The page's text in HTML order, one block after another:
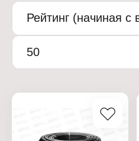
Рейтинг (начиная с
50